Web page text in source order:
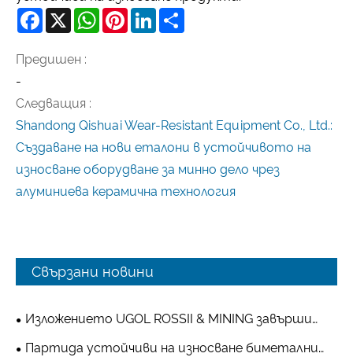
Facebook
X WhatsAppPinterestLinkedIn
Предишен :
-
Следващия :
Shandong Qishuai Wear-Resistant Equipment Co., Ltd.:
Създаване на нови еталони в устойчивото на
износване оборудване за минно дело чрез
алуминиева керамична технология
Свързани новини
Изложението UGOL ROSSII & MINING завърши
успешно: разнообразни устойчиви на износване
Партида устойчиви на износване биметални